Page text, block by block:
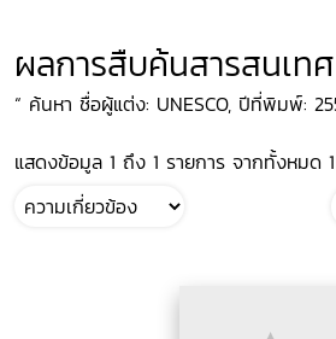
ผลการสืบค้นสารสนเทศ
“ ค้นหา ชื่อผู้แต่ง: UNESCO, ปีที่พิมพ์:
แสดงข้อมูล 1 ถึง 1 รายการ จากทั้งหมด